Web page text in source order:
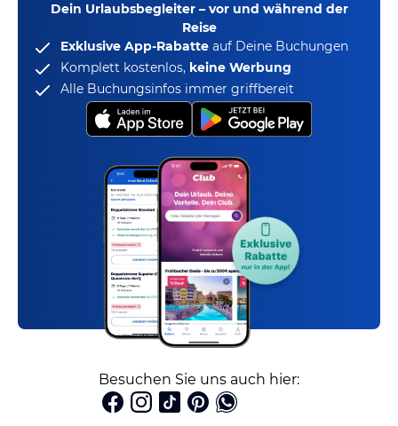
Dein Urlaubsbegleiter – vor und während der
Reise
Exklusive App-Rabatte auf Deine Buchungen
Komplett kostenlos, keine Werbung
Alle Buchungsinfos immer griffbereit
Besuchen Sie uns auch hier: